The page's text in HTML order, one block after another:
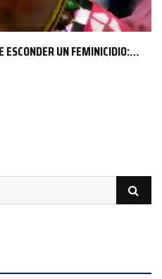
ESCONDER UN FEMINICIDIO:…